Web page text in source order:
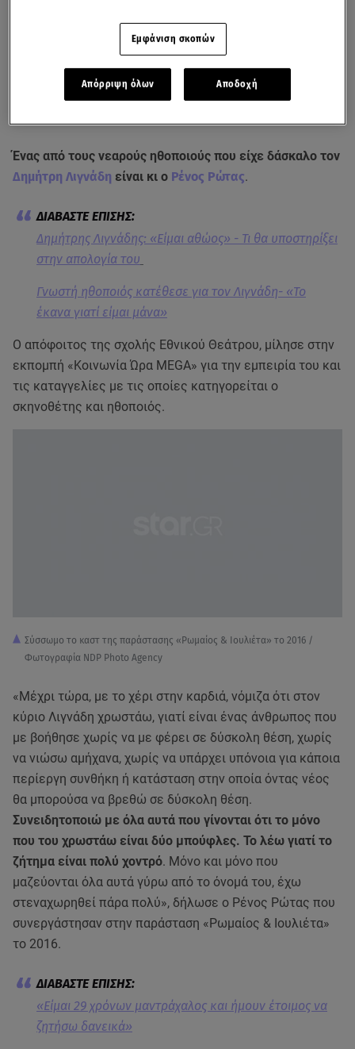
Ένας από τους νεαρούς ηθοποιούς που είχε δάσκαλο τον
Δημήτρη Λιγνάδη είναι κι ο Ρένος Ρώτας.
Δημήτρης Λιγνάδης: «Είμαι αθώος» - Τι θα υποστηρίξει
στην απολογία του
Γνωστή ηθοποιός κατέθεσε για τον Λιγνάδη- «Το
έκανα γιατί είμαι μάνα»
Ο απόφοιτος της σχολής Εθνικού Θεάτρου, μίλησε στην
εκπομπή «Κοινωνία Ώρα MEGA» για την εμπειρία του και
τις καταγγελίες με τις οποίες κατηγορείται ο
σκηνοθέτης και ηθοποιός.
Σύσσωμο το καστ της παράστασης «Ρωμαίος & Ιουλιέτα» το 2016 /
Φωτογραφία NDP Photo Agency
«Μέχρι τώρα, με το χέρι στην καρδιά, νόμιζα ότι στον
κύριο Λιγνάδη χρωστάω, γιατί είναι ένας άνθρωπος που
με βοήθησε χωρίς να με φέρει σε δύσκολη θέση, χωρίς
να νιώσω αμήχανα, χωρίς να υπάρχει υπόνοια για κάποια
περίεργη συνθήκη ή κατάσταση στην οποία όντας νέος
θα μπορούσα να βρεθώ σε δύσκολη θέση.
Συνειδητοποιώ με όλα αυτά που γίνονται ότι το μόνο
που του χρωστάω είναι δύο μπούφλες. Το λέω γιατί το
ζήτημα είναι πολύ χοντρό. Μόνο και μόνο που
μαζεύονται όλα αυτά γύρω από το όνομά του, έχω
στεναχωρηθεί πάρα πολύ», δήλωσε ο Ρένος Ρώτας που
συνεργάστησαν στην παράσταση «Ρωμαίος & Ιουλιέτα»
το 2016.
«Είμαι 29 χρόνων μαντράχαλος και ήμουν έτοιμος να
ζητήσω δανεικά»
Εμφάνιση σκοπών
Απόρριψη όλων Αποδοχή